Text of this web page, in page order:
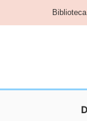
content